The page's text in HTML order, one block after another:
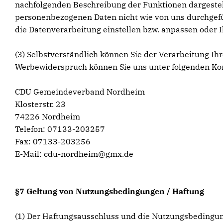
nachfolgenden Beschreibung der Funktionen
personenbezogenen Daten nicht wie von uns
die Datenverarbeitung einstellen bzw. anpassen
(3) Selbstverständlich können Sie der Verarbeitung
Werbewiderspruch können Sie uns unter folgenden
CDU Gemeindeverband Nordheim
Klosterstr. 23
74226 Nordheim
Telefon: 07133-203257
Fax: 07133-203256
E-Mail: cdu-nordheim@gmx.de
§7 Geltung von Nutzungsbedingungen / Haftung
(1) Der Haftungsausschluss und die